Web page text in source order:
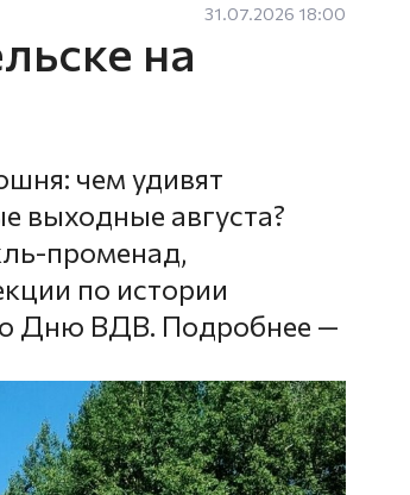
31.07.2026 18:00
на
чем удивят
выходные августа?
променад,
по истории
Дню ВДВ. Подробнее —